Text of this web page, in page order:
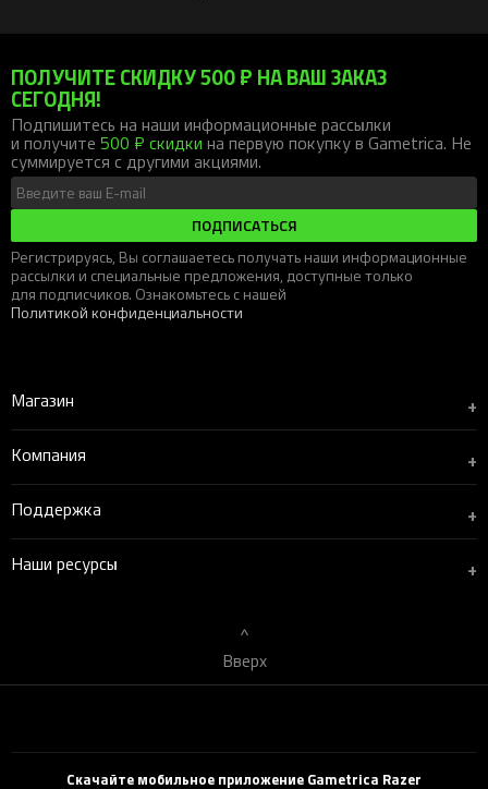
ПОЛУЧИТЕ СКИДКУ 500 ₽ НА ВАШ ЗАКАЗ
СЕГОДНЯ!
Подпишитесь на наши информационные рассылки
и получите 500 ₽ скидки на первую покупку в Gametrica. Не
суммируется с другими акциями.
ПОДПИСАТЬСЯ
Регистрируясь, Вы соглашаетесь получать наши информационные
рассылки и специальные предложения, доступные только
для подписчиков. Ознакомьтесь с нашей
Политикой конфиденциальности
Магазин +
Компания +
Поддержка +
Наши ресурсы +
Вверх
Скачайте мобильное приложение Gametrica Razer